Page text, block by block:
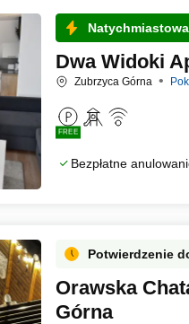
Dwa Widoki
Zubrzyca Górna
FREE
Bezpłatne
Potwierdzenie
Orawska
Górna